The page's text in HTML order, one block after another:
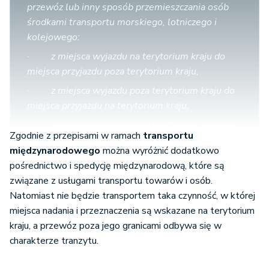
przewóz lub inny sposób przemieszczania osób
środkami transportu morskiego, lotniczego i
kolejowego:
· z miejsca wyjazdu na terytorium kraju do
miejsca przyjazdu poza terytorium kraju,
· z miejsca wyjazdu poza terytorium kraju do
miejsca przyjazdu poza terytorium kraju, jeżeli
trasa przebiega na pewnym odcinku przez
terytorium kraju (tranzyt).”
Zgodnie z przepisami w ramach transportu
międzynarodowego można wyróżnić dodatkowo
pośrednictwo i spedycję międzynarodową, które są
związane z usługami transportu towarów i osób.
Natomiast nie będzie transportem taka czynność, w której
miejsca nadania i przeznaczenia są wskazane na terytorium
kraju, a przewóz poza jego granicami odbywa się w
charakterze tranzytu.